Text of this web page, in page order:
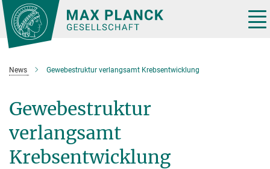
Hauptinhalt
News Gewebestruktur verlangsamt Krebsentwicklung
Gewebestruktur
verlangsamt
Krebsentwicklung